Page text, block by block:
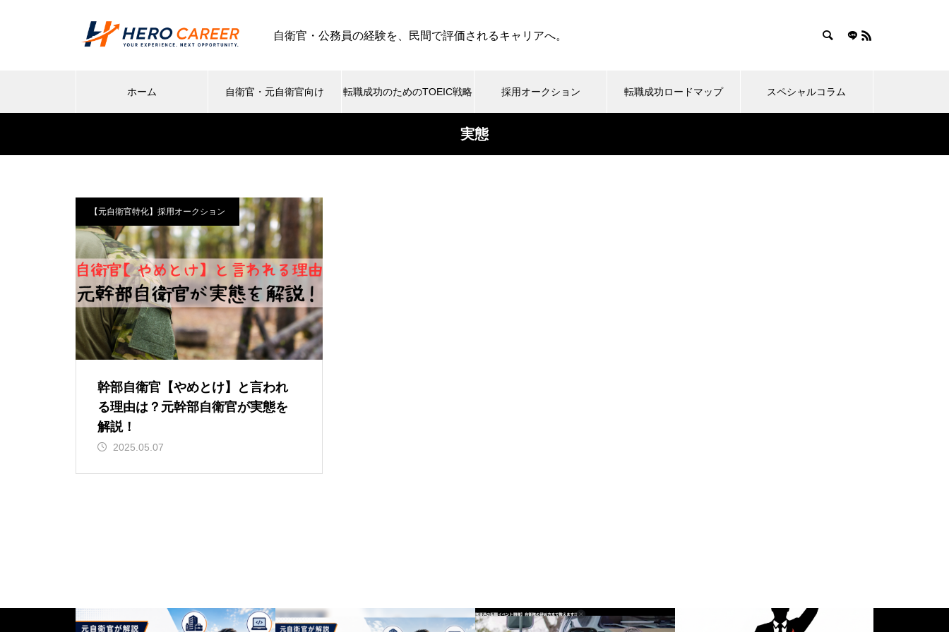
自衛官・公務員の経験を、民間で評価されるキャリアへ。
ホーム 自衛官・元自衛官向け 転職成功のためのTOEIC戦略 採用オークション 転職成功ロードマップ スペシャルコラム
実態
【元自衛官特化】採用オークション
幹部自衛官【やめとけ】と言われ
る理由は？元幹部自衛官が実態を
解説！
2025.05.07